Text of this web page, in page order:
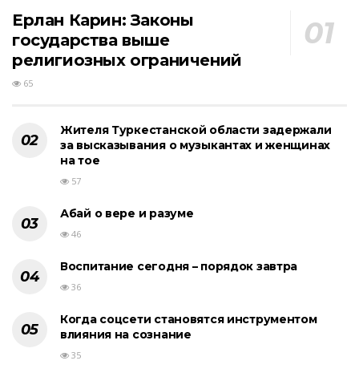
Ерлан Карин: Законы
государства выше
религиозных ограничений
65
Жителя Туркестанской области задержали
за высказывания о музыкантах и женщинах
на тое
57
Абай о вере и разуме
46
Воспитание сегодня – порядок завтра
36
Когда соцсети становятся инструментом
влияния на сознание
35